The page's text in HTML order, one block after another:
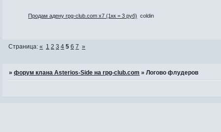
Продам адену rpg-club.com х7 (1кк = 3 руб) coldin
Страница:« 1 2 3 4 5 6 7 »
»форум клана Asterios-Side на rpg-club.com »Логово флудеров